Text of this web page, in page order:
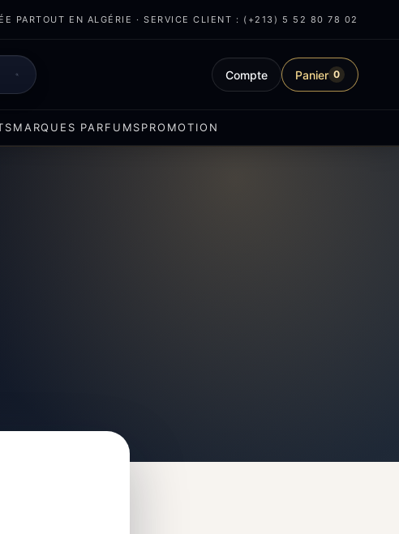
PARTOUT EN ALGÉRIE · SERVICE CLIENT : (+213) 5 52 80 78 02
Compte Panier 0
MARQUES PARFUMSPROMOTION